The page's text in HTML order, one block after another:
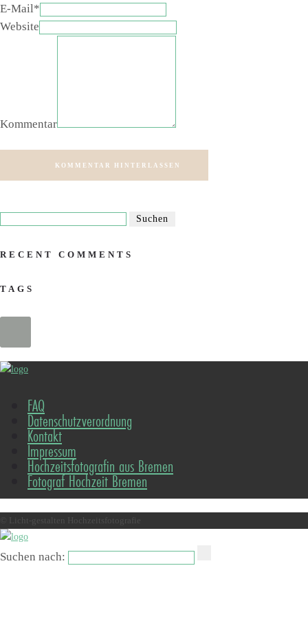
E-Mail*
Website
Kommentar
KOMMENTAR HINTERLASSEN
RECENT COMMENTS
TAGS
FAQ
Datenschutzverordnung
Kontakt
Impressum
Hochzeitsfotografin aus Bremen
Fotograf Hochzeit Bremen
© Licht-gestalten Hochzeitsfotografie
Suchen nach: